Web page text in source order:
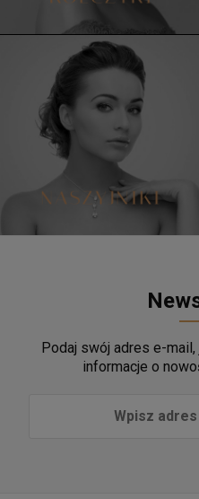
Podaj swój adres e-
informacje o